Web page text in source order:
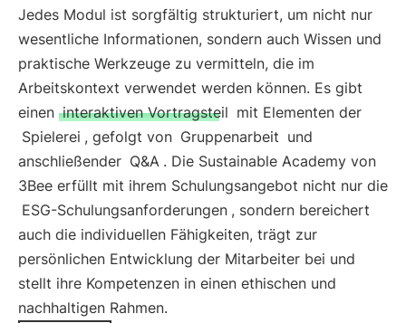
Jedes Modul ist sorgfältig strukturiert, um nicht nur
wesentliche Informationen, sondern auch Wissen und
praktische Werkzeuge zu vermitteln, die im
Arbeitskontext verwendet werden können. Es gibt
einen interaktiven Vortragsteil mit Elementen der
Spielerei , gefolgt von Gruppenarbeit und
anschließender Q&A . Die Sustainable Academy von
3Bee erfüllt mit ihrem Schulungsangebot nicht nur die
ESG-Schulungsanforderungen , sondern bereichert
auch die individuellen Fähigkeiten, trägt zur
persönlichen Entwicklung der Mitarbeiter bei und
stellt ihre Kompetenzen in einen ethischen und
nachhaltigen Rahmen.